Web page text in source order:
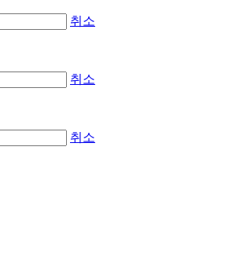
취소
취소
취소